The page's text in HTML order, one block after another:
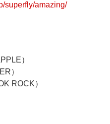
superfly/amazing/
）
）
ROCK）